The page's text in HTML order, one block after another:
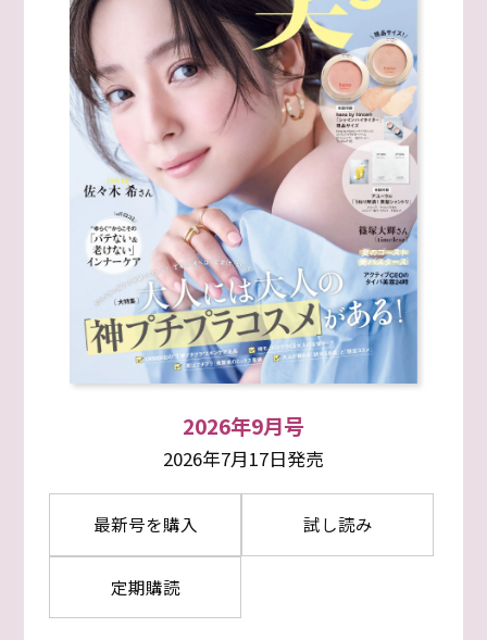
2026年9月号
2026年7月17日発売
最新号を購入 試し読み
定期購読